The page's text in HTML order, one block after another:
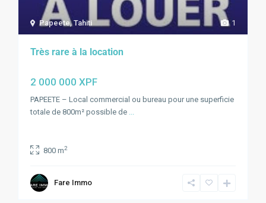
1
Papeete,Tahiti
Très rare à la location
2 000 000 XPF
PAPEETE – Local commercial ou bureau pour une superficie
totale de 800m² possible de ...
800 m2
Fare Immo